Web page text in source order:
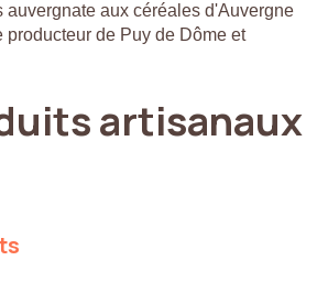
auvergnate aux céréales d'Auvergne
producteur de Puy de Dôme et
artisanaux